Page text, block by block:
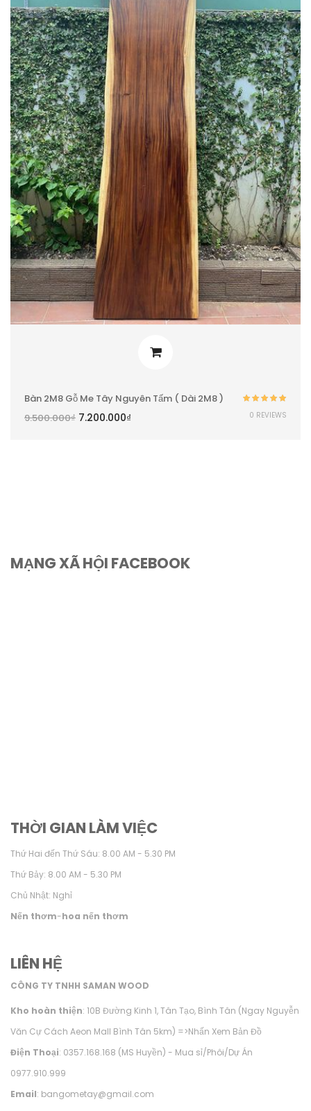
Bàn 2M8 Gỗ Me Tây Nguyên Tấm ( Dài 2M8 )
9.500.000₫ 7.200.000₫
hạng5.00 5
0 REVIEWS
MẠNG XÃ HỘI FACEBOOK
THỜI GIAN LÀM VIỆC
Thứ Hai đến Thứ Sáu: 8.00 AM - 5.30 PM
Thứ Bảy: 8.00 AM - 5.30 PM
Chủ Nhật: Nghỉ
Nến thơm-hoa nến thơm
LIÊN HỆ
CÔNG TY TNHH SAMAN WOOD
Kho hoàn thiện: 10B Đường Kinh 1, Tân Tạo, Bình Tân (Ngay Nguyễn
Văn Cự Cách Aeon Mall Bình Tân 5km) =>Nhấn Xem Bản Đồ
Điện Thoại: 0357.168.168 (MS Huyền) - Mua sỉ/Phôi/Dự Án
0977.910.999
Email: bangometay@gmail.com